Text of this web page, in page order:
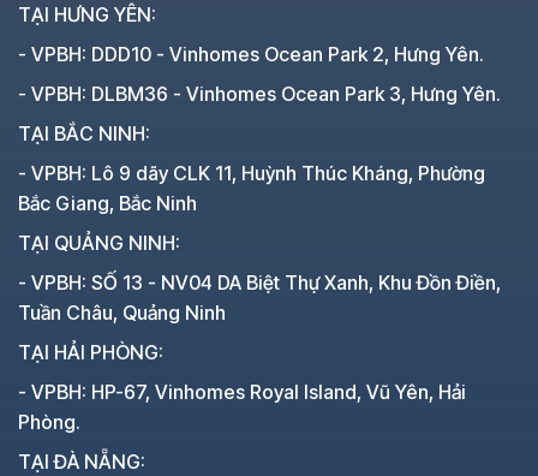
TẠI HƯNG YÊN:
- VPBH: DDD10 - Vinhomes Ocean Park 2, Hưng Yên.
- VPBH: DLBM36 - Vinhomes Ocean Park 3, Hưng Yên.
TẠI BẮC NINH:
- VPBH: Lô 9 dãy CLK 11, Huỳnh Thúc Kháng, Phường
Bắc Giang, Bắc Ninh
TẠI QUẢNG NINH:
- VPBH: SỐ 13 - NV04 DA Biệt Thự Xanh, Khu Đồn Điền,
Tuần Châu, Quảng Ninh
TẠI HẢI PHÒNG:
- VPBH: HP-67, Vinhomes Royal Island, Vũ Yên, Hải
Phòng.
TẠI ĐÀ NẴNG: